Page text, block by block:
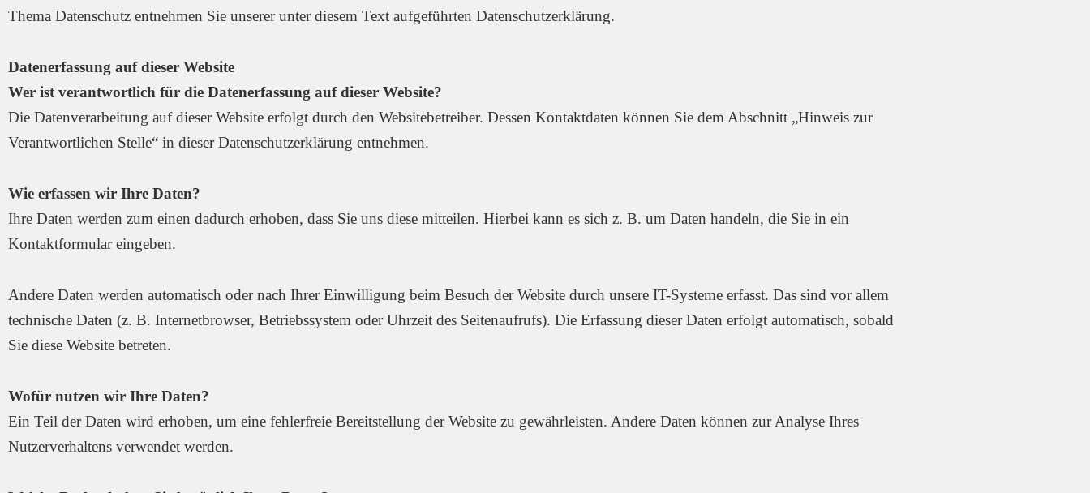
Thema Datenschutz entnehmen Sie unserer unter diesem Text aufgeführten Datenschutzerklärung.
Datenerfassung auf dieser Website
Wer ist verantwortlich für die Datenerfassung auf dieser Website?
Die Datenverarbeitung auf dieser Website erfolgt durch den Websitebetreiber. Dessen Kontaktdaten können Sie dem Abschnitt „Hinweis zur
Verantwortlichen Stelle“ in dieser Datenschutzerklärung entnehmen.
Wie erfassen wir Ihre Daten?
Ihre Daten werden zum einen dadurch erhoben, dass Sie uns diese mitteilen. Hierbei kann es sich z. B. um Daten handeln, die Sie in ein
Kontaktformular eingeben.
Andere Daten werden automatisch oder nach Ihrer Einwilligung beim Besuch der Website durch unsere IT-Systeme erfasst. Das sind vor allem
technische Daten (z. B. Internetbrowser, Betriebssystem oder Uhrzeit des Seitenaufrufs). Die Erfassung dieser Daten erfolgt automatisch, sobald
Sie diese Website betreten.
Wofür nutzen wir Ihre Daten?
Ein Teil der Daten wird erhoben, um eine fehlerfreie Bereitstellung der Website zu gewährleisten. Andere Daten können zur Analyse Ihres
Nutzerverhaltens verwendet werden.